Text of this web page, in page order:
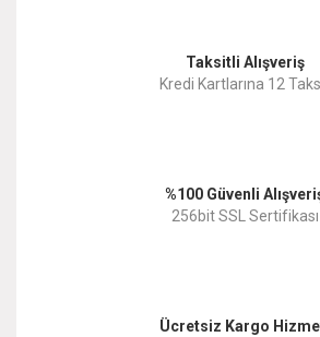
Ürün resmi kalitesiz, bozuk veya
Ürün fiyatı diğer sitelerden daha
Taksitli Alışveriş
Kredi Kartlarına 12
%100 Güvenli
256bit SSL Sertifikası
Ücretsiz Kargo